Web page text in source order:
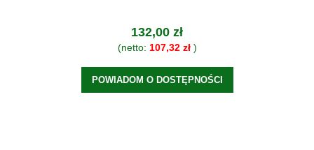
132,00 zł
(netto: 107,32 zł)
POWIADOM O DOSTĘPNOŚCI